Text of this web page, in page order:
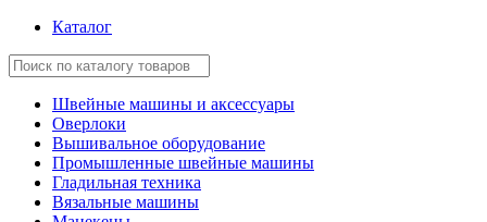
Каталог
Швейные машины и аксессуары
Оверлоки
Вышивальное оборудование
Промышленные швейные машины
Гладильная техника
Вязальные машины